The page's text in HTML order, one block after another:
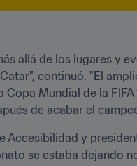
allá de los lugares y
continuó. "El
Copa Mundial de la
de acabar el
Accesibilidad y
se estaba dejando